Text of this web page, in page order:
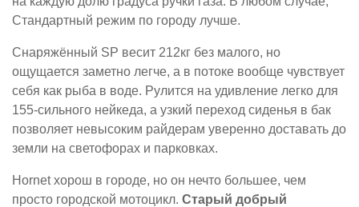
Стандартный режим по городу лучше.
Снаряжённый SP весит 212кг без малого, но
ощущается заметно легче, а в потоке вообще чувствует
себя как рыба в воде. Рулится на удивление легко для
155-сильного нейкеда, а узкий переход сиденья в бак
позволяет невысоким райдерам уверенно доставать до
земли на светофорах и парковках.
Hornet хорош в городе, но он нечто большее, чем
просто городской мотоцикл. Старый добрый